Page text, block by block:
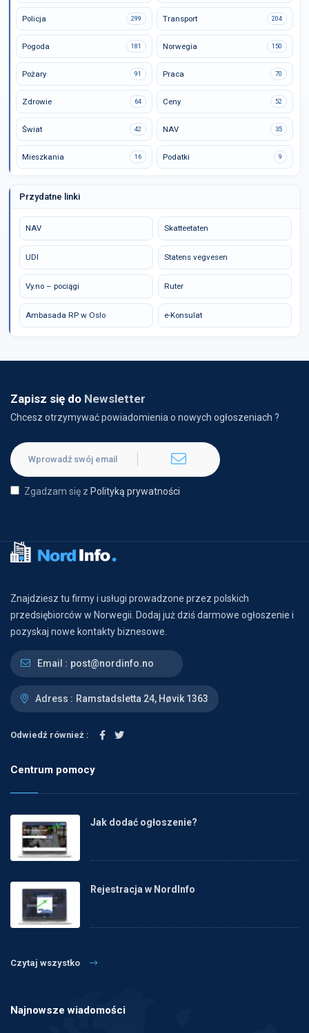
Policja 299 Transport 204
Pogoda 181 Norwegia 150
Pożary 91 Praca 70
Zdrowie 64 Ceny 52
Świat 42 NAV 35
Mieszkania 16 Podatki 9
Przydatne linki
NAV Skatteetaten
UDI Statens vegvesen
Vy.no – pociągi Ruter
Ambasada RP w Oslo e-Konsulat
Zapisz się do Newsletter
Chcesz otrzymywać powiadomienia o nowych ogłoszeniach ?
Zgadzam się z Polityką prywatności
Znajdziesz tu firmy i usługi prowadzone przez polskich
przedsiębiorców w Norwegii. Dodaj już dziś darmowe ogłoszenie i
pozyskaj nowe kontakty biznesowe.
Email : post@nordinfo.no
Adress : Ramstadsletta 24, Høvik 1363
Odwiedź również :
Centrum pomocy
Jak dodać ogłoszenie?
Rejestracja w NordInfo
Czytaj wszystko
Najnowsze wiadomości